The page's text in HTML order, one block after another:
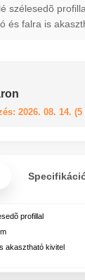
szélesedõ
és falra is
2026. 08. 14.
profillal
akasztható kivitel